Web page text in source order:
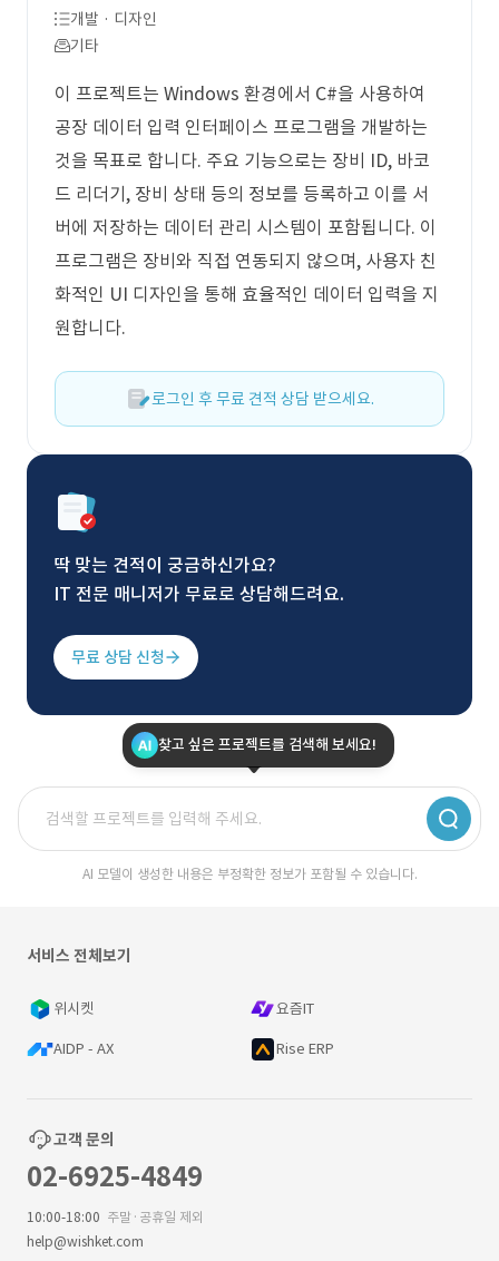
개발 · 디자인
기타
이 프로젝트는 Windows 환경에서 C#을 사용하여
공장 데이터 입력 인터페이스 프로그램을 개발하는
것을 목표로 합니다. 주요 기능으로는 장비 ID, 바코
드 리더기, 장비 상태 등의 정보를 등록하고 이를 서
버에 저장하는 데이터 관리 시스템이 포함됩니다. 이
프로그램은 장비와 직접 연동되지 않으며, 사용자 친
화적인 UI 디자인을 통해 효율적인 데이터 입력을 지
원합니다.
로그인 후 무료 견적 상담 받으세요.
딱 맞는 견적이 궁금하신가요?
IT 전문 매니저가 무료로 상담해드려요.
무료 상담 신청
찾고 싶은 프로젝트를 검색해 보세요!
AI 모델이 생성한 내용은 부정확한 정보가 포함될 수 있습니다.
서비스 전체보기
위시켓 요즘IT
AIDP - AX Rise ERP
고객 문의
02-6925-4849
10:00-18:00 주말·공휴일 제외
help@wishket.com